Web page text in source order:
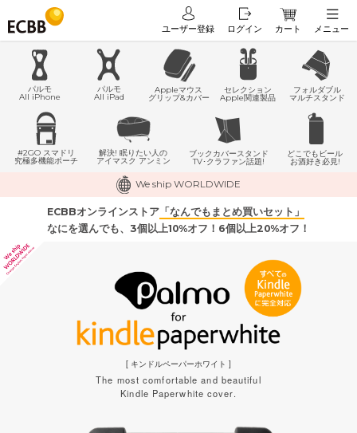
ユーザー登録 ログイン カート メニュー
パルモ
All iPhone
パルモ
All iPad
Appleマウス
グリップ&カバー
セレクション
Apple関連製品
フォルダブル
マルチスタンド
#2GO スマドリ
究極多機能ポーチ
解決! 眠りたい人の
アイマスク アンミン
ブックカバースタンド
TV･クラファン話題!
どこでもビール
お酒好き必見!
We ship WORLDWIDE
ECBBオンラインストア 「なんでもまとめ買いセット」
なにを選んでも、3個以上10%オフ！6個以上20%オフ！
[ キンドルペーパーホワイト ]
The most comfortable and beautiful
Kindle Paperwhite cover.